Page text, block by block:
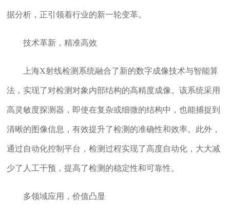
据分析，正引领着行业的新一轮变革。
技术革新，精准高效
上海X射线检测系统融合了新的数字成像技术与智能算
法，实现了对检测对象内部结构的高精度成像。该系统采用
高灵敏度探测器，即使在复杂或细微的结构中，也能捕捉到
清晰的图像信息，有效提升了检测的准确性和效率。此外，
通过自动化控制平台，检测过程实现了高度自动化，大大减
少了人工干预，提高了检测的稳定性和可靠性。
多领域应用，价值凸显